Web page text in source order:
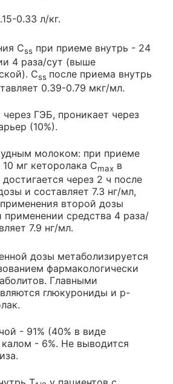
0.33 л/кг.
Css при приеме внутрь - 24
4 раза/сут (выше
Css после приема внутрь
0.39-0.79 мкг/мл.
ГЭБ, проникает через
(10%).
молоком: при приеме
мг кеторолака Cmax в
через 2 ч после
и составляет 7.3 нг/мл,
второй дозы
применении средства 4 раза/
7.9 нг/мл.
дозы метаболизируется
фармакологически
Главными
глюкурониды и p-
- 91% (40% в виде
- 6%. Не выводится